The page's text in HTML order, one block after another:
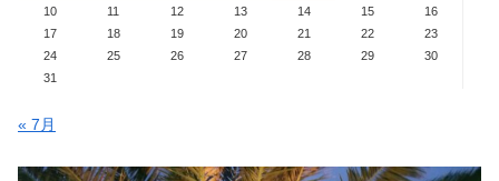
10
11 12 13 14 15
16
17
18 19 20 21 22
23
24
25 26 27 28 29
30
31
« 7月